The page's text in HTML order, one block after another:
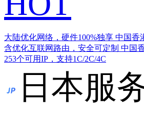
大陆优化网络，硬件100%独享 中国香
含优化互联网路由，安全可定制 中国
253个可用IP，支持1C/2C/4C
日本服